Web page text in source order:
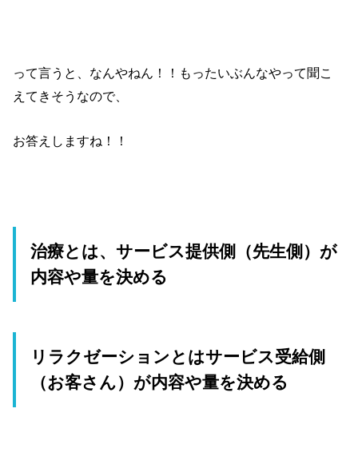
って言うと、なんやねん！！もったいぶんなやって聞こ
えてきそうなので、
お答えしますね！！
治療とは、サービス提供側（先生側）が
内容や量を決める
リラクゼーションとはサービス受給側
（お客さん）が内容や量を決める